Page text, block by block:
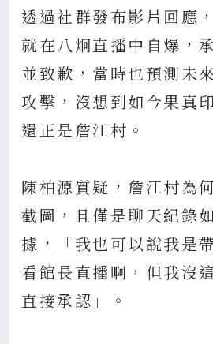
透過社群發布影片回應
就在八炯直播中自爆，
並致歉，當時也預測未
攻擊，沒想到如今果真
還正是詹江村。
陳柏源質疑，詹江村為
截圖，且僅是聊天紀錄
據，「我也可以說我是
看館長直播啊，但我沒
直接承認」。